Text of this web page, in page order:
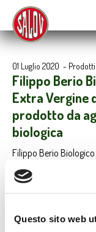
Questo sito web
01 Luglio 2020 - Prodotti
Filippo Berio
Extra Vergine
prodotto da
biologica
Filippo Berio
sole olive da
dell’ambiente, e
equilibrato e